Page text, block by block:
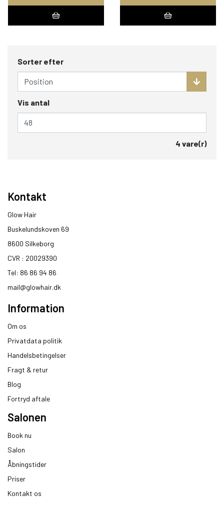
Sorter efter
Vis antal
4 vare(r)
Kontakt
Glow Hair
Buskelundskoven 69
8600 Silkeborg​
CVR : 20029390​
Tel: 86 86 94 86
mail@glowhair.dk
Information
Om os
Privatdata politik
Handelsbetingelser
Fragt & retur
Blog
Fortryd aftale
Salonen
Book nu
Salon
Åbningstider
Priser
Kontakt os